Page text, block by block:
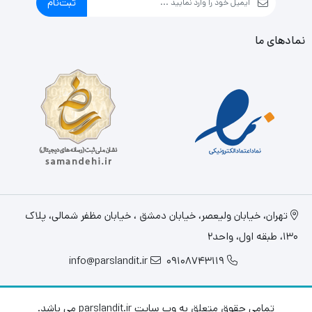
نمادهای ما
تهران، خيابان وليعصر، خیابان دمشق ، خیابان مظفر شمالی، پلاک
130، طبقه اول، واحد2
09108743119
info@parslandit.ir
تمامی حقوق متعلق به وب سایت parslandit.ir می باشد.